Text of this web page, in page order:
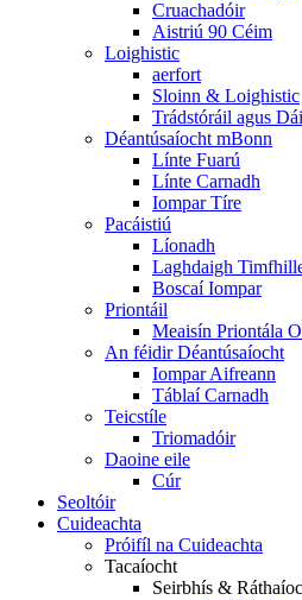
Cruachadóir
Aistriú 90 Céim
Loighistic
aerfort
Sloinn & Loighistic
Trádstóráil agus
Déantúsaíocht mBonn
Línte Fuarú
Línte Carnadh
Iompar Tíre
Pacáistiú
Líonadh
Laghdaigh
Boscaí Iompar
Priontáil
Meaisín Priontála
An féidir Déantúsaíocht
Iompar Aifreann
Táblaí Carnadh
Teicstíle
Triomadóir
Daoine eile
Cúr
Seoltóir
Cuideachta
Próifíl na Cuideachta
Tacaíocht
Seirbhís &